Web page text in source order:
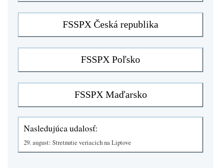
Nasledujúca udalosť:
29. august: Stretnutie veriacich na Liptove